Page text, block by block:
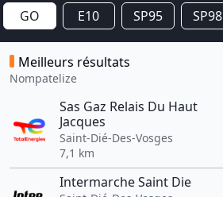
GO E10 SP95 SP98
Meilleurs résultats
Nompatelize
Sas Gaz Relais Du Haut
Jacques
Saint-Dié-Des-Vosges
7,1 km
Intermarche Saint Die